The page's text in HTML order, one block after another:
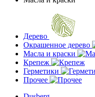
Дерево
Окрашенное дерево
Масла и краски
Крепеж
Герметики
Прочее